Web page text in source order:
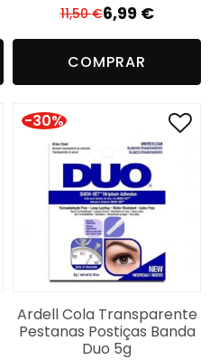
11,50€O
preço
original
era:
6,99 €
O
preço
atual
é:
COMPRAR
-30%
Ardell Cola Transparente
Pestanas Postiças Banda
Duo 5g